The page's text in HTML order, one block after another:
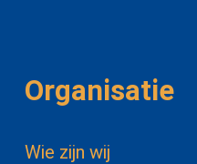
Organisatie
Wie zijn wij